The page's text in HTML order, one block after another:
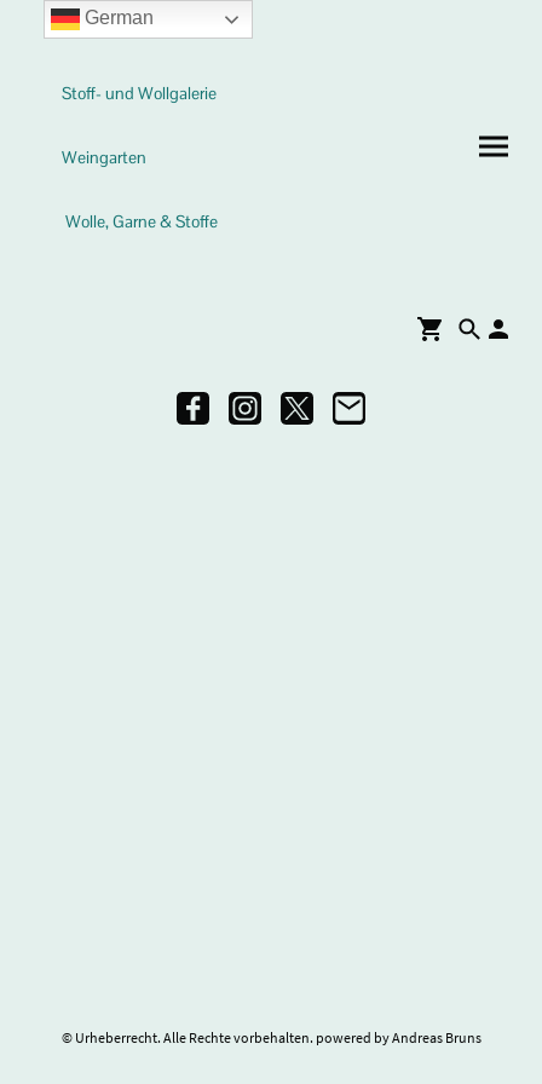
Stoff- und Wollgalerie
Weingarten
Wolle, Garne & Stoffe
© Urheberrecht. Alle Rechte vorbehalten. powered by Andreas Bruns
German